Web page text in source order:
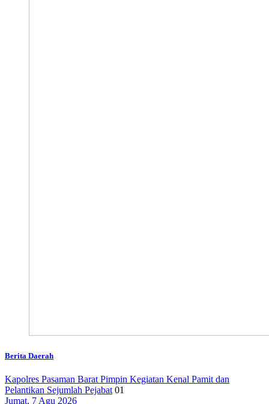
Berita Daerah
Kapolres Pasaman Barat Pimpin Kegiatan Kenal Pamit dan
Pelantikan Sejumlah Pejabat 01
Jumat, 7 Agu 2026